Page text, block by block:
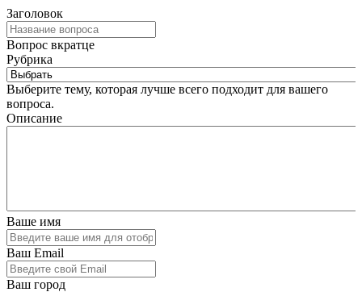
Заголовок
Вопрос вкратце
Рубрика
Выберите тему, которая лучше всего подходит для вашего
вопроса.
Описание
Ваше имя
Ваш Email
Ваш город